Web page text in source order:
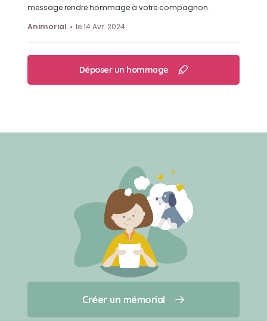
Créer un mémorial
Qui sommes-nous ?
message rendre hommage à votre compagnon.
Animorial
le 14 Avr. 2024
Déposer un hommage
Créer un mémorial